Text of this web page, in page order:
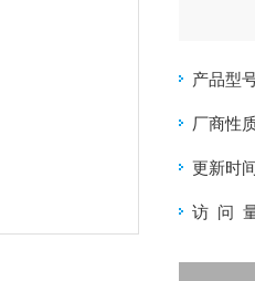
产品型
厂商性
更新时
访 问